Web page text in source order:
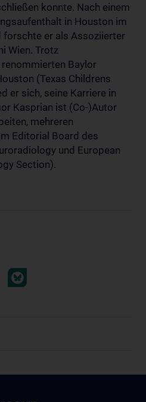
konnte. Nach einem
in Houston im
er als Assoziierter
Wien. Trotz
Baylor
(Texas Childrens
er sich, seine Karriere in
Kasprian ist (Co-)Autor
mehreren
Editorial Board des
und European
Section).